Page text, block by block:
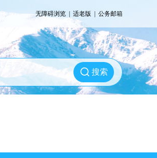
无障碍浏览 适老版 公务邮箱
搜索